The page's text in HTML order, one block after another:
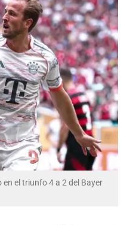
el triunfo 4 a 2 del Bayer